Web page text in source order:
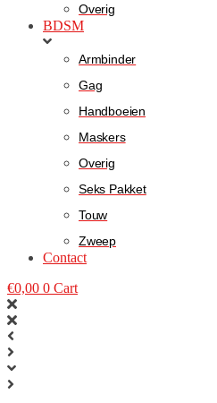
Overig
BDSM
Armbinder
Gag
Handboeien
Maskers
Overig
Seks Pakket
Touw
Zweep
Contact
€0,00 0 Cart